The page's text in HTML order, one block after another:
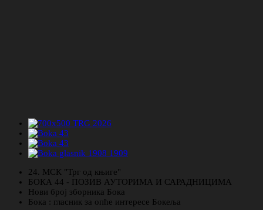
24. МСК "Трг од књиге"
БОКА 44 - ПОЗИВ АУТОРИМА И САРАДНИЦИМА
Нови број зборника Бока
Бока : гласник за опће интересе Бокеља